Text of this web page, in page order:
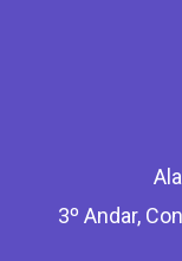
3º Andar,